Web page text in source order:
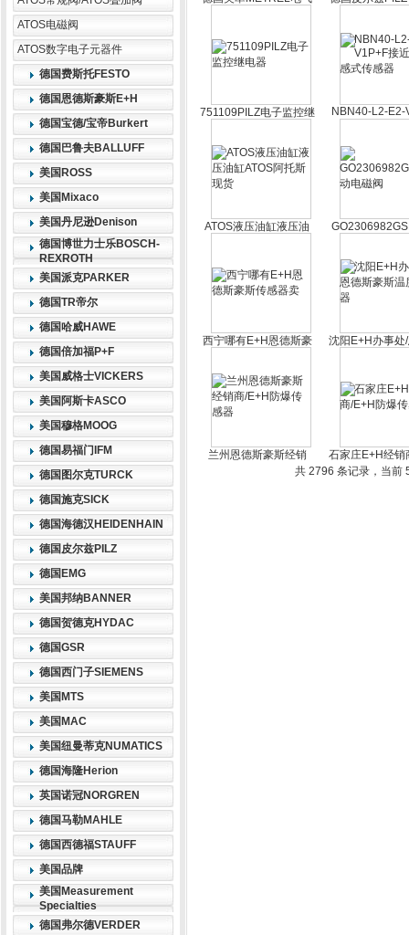
ATOS电磁阀
ATOS数字电子元器件
德国费斯托FESTO
德国恩德斯豪斯E+H
德国宝德/宝帝Burkert
德国巴鲁夫BALLUFF
美国ROSS
美国Mixaco
美国丹尼逊Denison
德国博世力士乐BOSCH-
REXROTH
美国派克PARKER
德国TR帝尔
德国哈威HAWE
德国倍加福P+F
美国威格士VICKERS
美国阿斯卡ASCO
美国穆格MOOG
德国易福门IFM
德国图尔克TURCK
德国施克SICK
德国海德汉HEIDENHAIN
德国皮尔兹PILZ
德国EMG
美国邦纳BANNER
德国贺德克HYDAC
德国GSR
德国西门子SIEMENS
美国MTS
美国MAC
美国纽曼蒂克NUMATICS
德国海隆Herion
英国诺冠NORGREN
德国马勒MAHLE
德国西德福STAUFF
美国品牌
美国Measurement
Specialties
德国弗尔德VERDER
751109PILZ电子监控继
NBN40-L2-E2-
ATOS液压油缸液压油
西宁哪有E+H恩德斯豪
沈阳E+H办事处
兰州恩德斯豪斯经销
商/E+H防爆传感器
石家庄E+H经销
防爆传感
共 2796 条记录，当